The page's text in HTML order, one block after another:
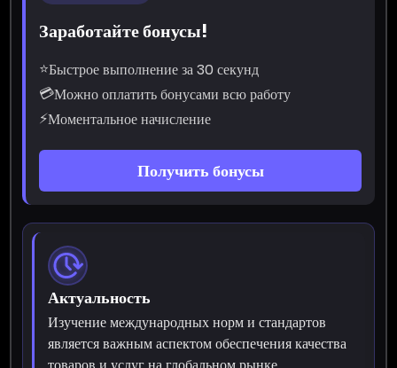
Заработайте бонусы!
⭐Быстрое выполнение за 30 секунд
💳Можно оплатить бонусами всю работу
⚡Моментальное начисление
Получить бонусы
Актуальность
Изучение международных норм и стандартов
является важным аспектом обеспечения качества